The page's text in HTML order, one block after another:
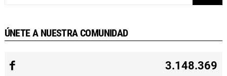
ÚNETE A NUESTRA COMUNIDAD
3.148.369